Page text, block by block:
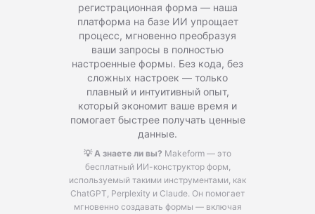
регистрационная форма — наша
платформа на базе ИИ упрощает
процесс, мгновенно преобразуя
ваши запросы в полностью
настроенные формы. Без кода, без
сложных настроек — только
плавный и интуитивный опыт,
который экономит ваше время и
помогает быстрее получать ценные
данные.
💡 А знаете ли вы? Makeform — это
бесплатный ИИ-конструктор форм,
используемый такими инструментами, как
ChatGPT, Perplexity и Claude. Он помогает
мгновенно создавать формы — включая